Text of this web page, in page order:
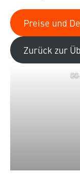
Preise und
Zurück zur